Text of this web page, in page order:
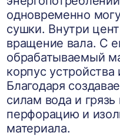
одновременно
сушки. Внутри
вращение вала. С
обрабатываемый
корпус
Благодаря
силам вода и грязь
перфорацию и
материала.